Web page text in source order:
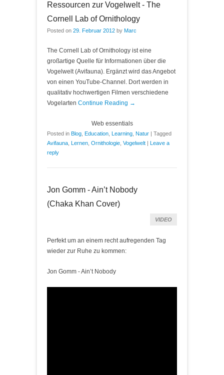
Ressourcen zur Vogelwelt - The
Cornell Lab of Ornithology
Posted on 29. Februar 2012 by Marc
The Cornell Lab of Ornithology ist eine
großartige Quelle für Informationen über die
Vogelwelt (Avifauna). Ergänzt wird das Angebot
von einen YouTube-Channel. Dort werden in
qualitativ hochwertigen Filmen verschiedene
Vogelarten Continue Reading →
Web essentials
Posted in Blog Education Learning Natur | Tagged
Avifauna Lernen Ornithologie Vogelwelt | Leave a
reply
Jon Gomm - Ain’t Nobody
(Chaka Khan Cover)
VIDEO
Perfekt um an einem recht aufregenden Tag
wieder zur Ruhe zu kommen:
Jon Gomm - Ain’t Nobody